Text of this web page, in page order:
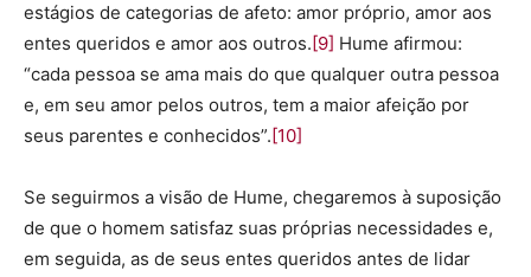
estágios de categorias de afeto: amor próprio, amor aos
entes queridos e amor aos outros.[9] Hume afirmou:
“cada pessoa se ama mais do que qualquer outra pessoa
e, em seu amor pelos outros, tem a maior afeição por
seus parentes e conhecidos”.[10]
Se seguirmos a visão de Hume, chegaremos à suposição
de que o homem satisfaz suas próprias necessidades e,
em seguida, as de seus entes queridos antes de lidar